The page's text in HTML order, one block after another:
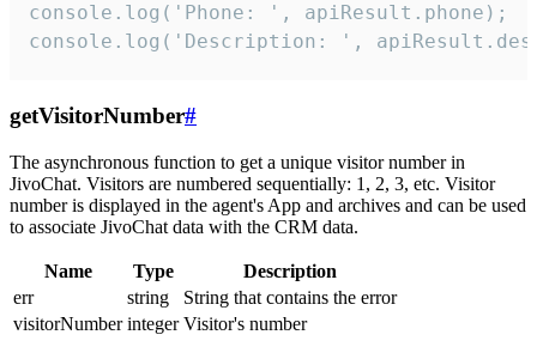
console.log('Phone: ', apiResult.phone);
console.log('Description: ',
getVisitorNumber#
The asynchronous function to get a unique visitor number in
JivoChat. Visitors are numbered sequentially: 1, 2, 3, etc. Visitor
number is displayed in the agent's App and archives and can be used
to associate JivoChat data with the CRM data.
Name Type
Description
err
string
String that contains the error
visitorNumber integer Visitor's number